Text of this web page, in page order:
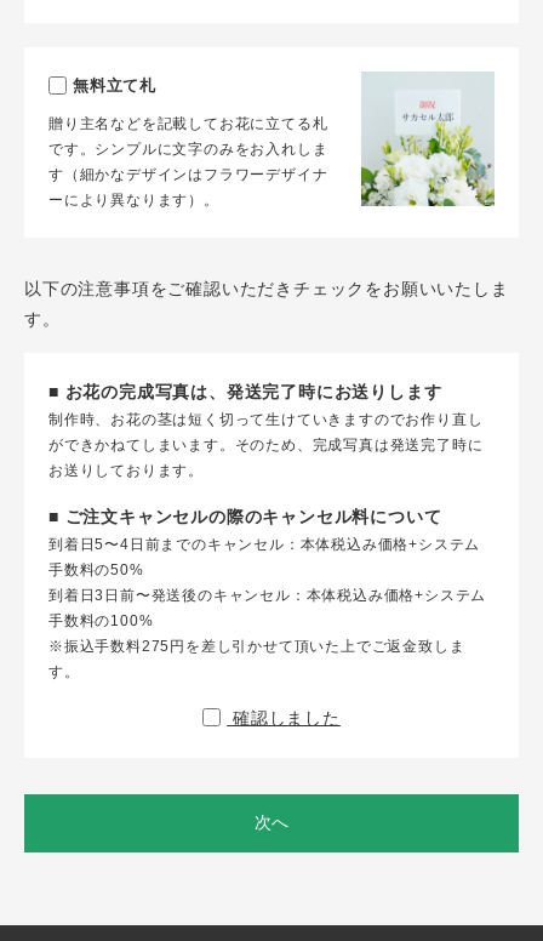
無料立て札
贈り主名などを記載してお花に立てる札
です。シンプルに文字のみをお入れしま
す（細かなデザインはフラワーデザイナ
ーにより異なります）。
以下の注意事項をご確認いただきチェックをお願いいたしま
す。
■ お花の完成写真は、発送完了時にお送りします
制作時、お花の茎は短く切って生けていきますのでお作り直し
ができかねてしまいます。そのため、完成写真は発送完了時に
お送りしております。
■ ご注文キャンセルの際のキャンセル料について
到着日5〜4日前までのキャンセル：本体税込み価格+システム
手数料の50%
到着日3日前〜発送後のキャンセル：本体税込み価格+システム
手数料の100%
※振込手数料275円を差し引かせて頂いた上でご返金致しま
す。
確認しました
次へ